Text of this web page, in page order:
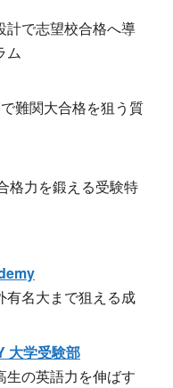
で志望校合格へ導
ム
難関大合格を狙う質
格力を鍛える受験特
名大まで狙える成
大学受験部
の英語力を伸ばす